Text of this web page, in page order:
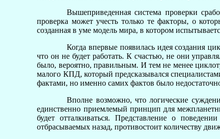
Вышеприведенная система проверки
проверка может учесть только те факторы, о
созданная в уме модель мира, в котором
Когда впервые появилась идея создания
что он не будет работать. К счастью, не они
было, вероятно, правильным. И тем не менее
малого КПД, который предсказывался
фактами, но именно самих фактов было
Вполне возможно, что логические
единственно приемлемый принцип для
будет отталкиваться. Представление о
отбрасываемых назад, противостоит количеству